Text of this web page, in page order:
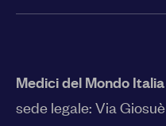
Medici del Mondo Italia
sede legale: Via